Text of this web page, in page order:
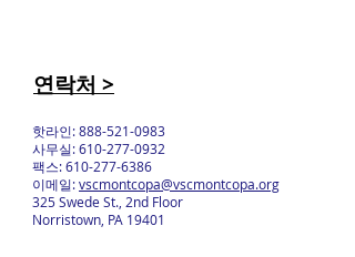
연락처 >
핫라인:888-521-0983
사무실:610-277-0932
팩스:610-277-6386
이메일:vscmontcopa@vscmontcopa.org
325 Swede St., 2nd Floor
Norristown, PA 19401